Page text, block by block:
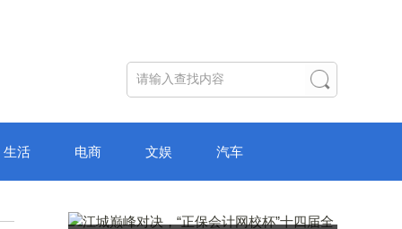
生活 电商 文娱 汽车